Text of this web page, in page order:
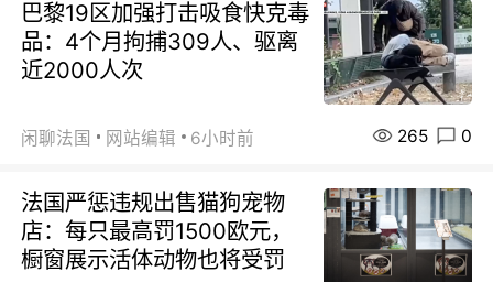
巴黎19区加强打击吸食快克毒
品：4个月拘捕309人、驱离
近2000人次
闲聊法国 网站编辑 6小时前 265 0
法国严惩违规出售猫狗宠物
店：每只最高罚1500欧元，
橱窗展示活体动物也将受罚